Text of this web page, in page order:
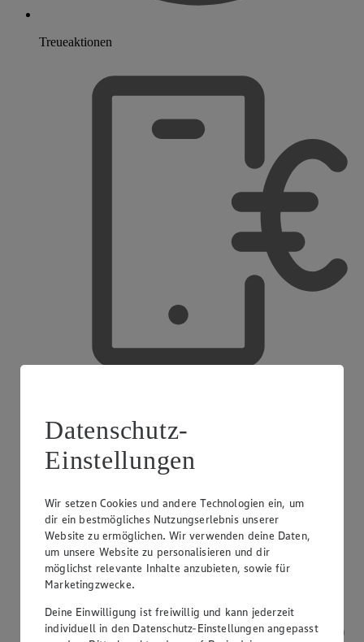
Treueaktionen
Datenschutz-
Einstellungen
Wir setzen Cookies und andere Technologien ein, um
dir ein bestmögliches Nutzungserlebnis unserer
Website zu ermöglichen. Wir verwenden deine Daten,
um unsere Website zu personalisieren und dir
möglichst relevante Inhalte anzubieten, sowie für
Marketingzwecke.
Deine Einwilligung ist freiwillig und kann jederzeit
individuell in den Datenschutz-Einstellungen angepasst